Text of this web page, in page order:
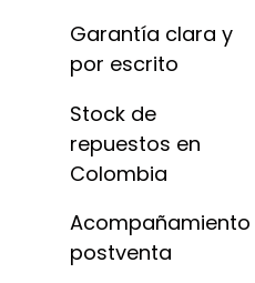
Garantía clara y
por escrito
Stock de
repuestos en
Colombia
Acompañamiento
postventa